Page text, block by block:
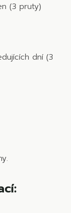
(3 pruty)
dní (3